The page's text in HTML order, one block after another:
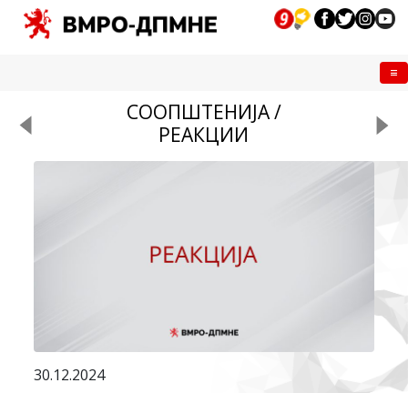
СООПШТЕНИЈА /
РЕАКЦИИ
30.12.2024